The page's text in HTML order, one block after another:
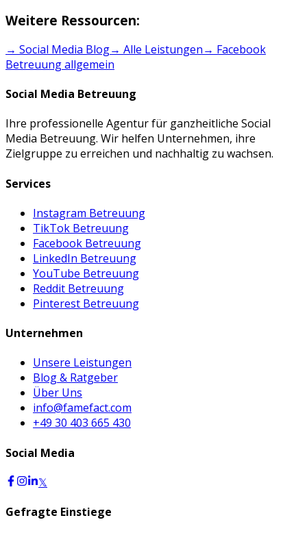
Weitere Ressourcen:
→ Social Media Blog→ Alle Leistungen→ Facebook
Betreuungallgemein
Social Media Betreuung
Ihre professionelle Agentur für ganzheitliche Social
Media Betreuung. Wir helfen Unternehmen, ihre
Zielgruppe zu erreichen und nachhaltig zu wachsen.
Services
Instagram Betreuung
TikTok Betreuung
Facebook Betreuung
LinkedIn Betreuung
YouTube Betreuung
Reddit Betreuung
Pinterest Betreuung
Unternehmen
Unsere Leistungen
Blog & Ratgeber
Über Uns
info@famefact.com
+49 30 403 665 430
Social Media
𝕏
Gefragte Einstiege